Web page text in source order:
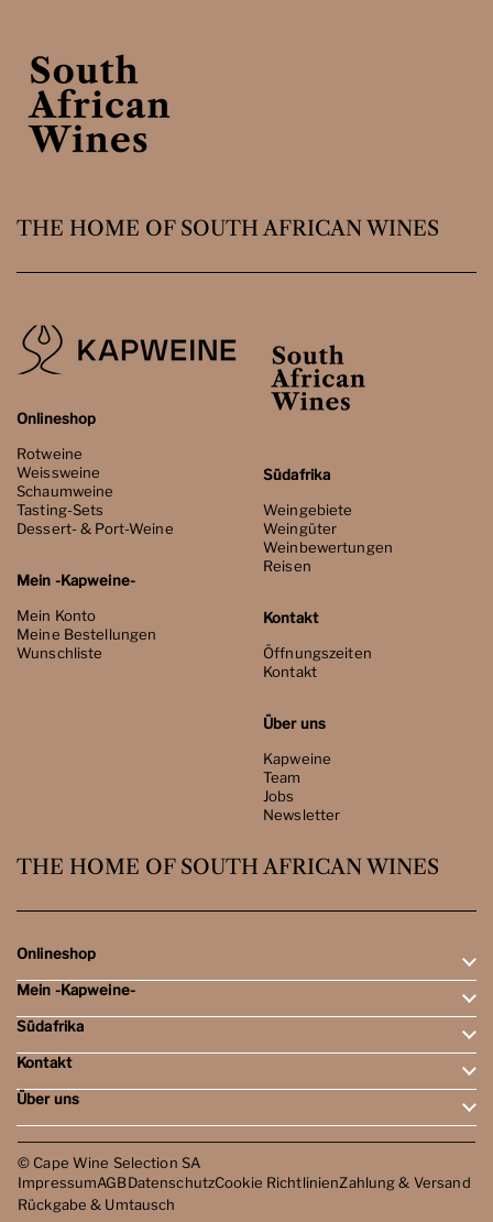
THE HOME OF SOUTH AFRICAN WINES
Onlineshop
Rotweine
Weissweine
Schaumweine
Tasting-Sets
Dessert- & Port-Weine
Mein -Kapweine-
Mein Konto
Meine Bestellungen
Wunschliste
Südafrika
Weingebiete
Weingüter
Weinbewertungen
Reisen
Kontakt
Öffnungszeiten
Kontakt
Über uns
Kapweine
Team
Jobs
Newsletter
THE HOME OF SOUTH AFRICAN WINES
Onlineshop
Rotweine
Weissweine
Schaumweine
Tasting-Sets
Dessert- & Port-Weine
Mein -Kapweine-
Mein Konto
Meine Bestellungen
Wunschliste
Südafrika
Weingebiete
Weingüter
Weinbewertungen
Reisen
Kontakt
Öffnungszeiten
Kontakt
Über uns
Kapweine
Team
Jobs
Newsletter
© Cape Wine Selection SA
ImpressumAGBDatenschutzCookie RichtlinienZahlung & Versand
Rückgabe & Umtausch